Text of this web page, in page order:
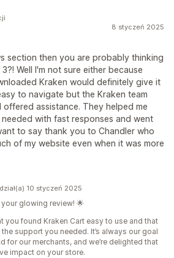
8 styczeń 2025
section then you are probably thinking
Well I'm not sure either because
Kraken would definitely give it
to navigate but the Kraken team
assistance. They helped me
with fast responses and went
to say thank you to Chandler who
of my website even when it was more
10 styczeń 2025
glowing review! 🌟
you found Kraken Cart easy to use and that
support you needed. It’s always our goal
for our merchants, and we’re delighted that
impact on your store.